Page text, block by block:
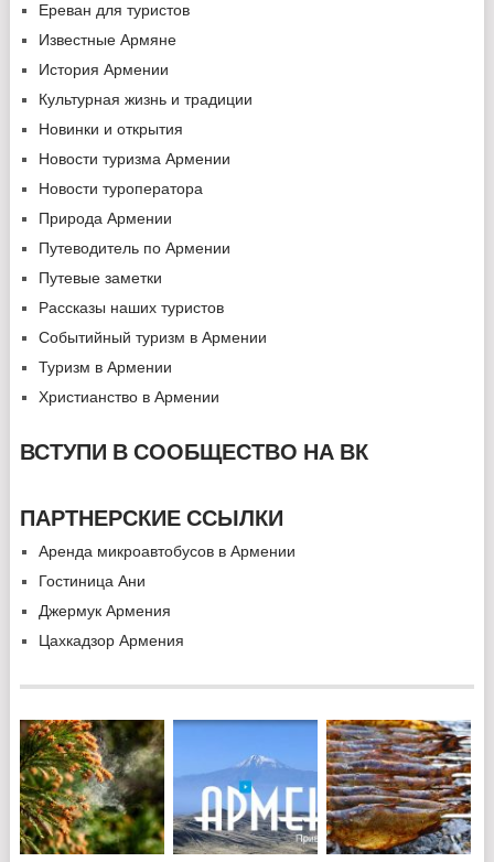
Ереван для туристов
Известные Армяне
История Армении
Культурная жизнь и традиции
Новинки и открытия
Новости туризма Армении
Новости туроператора
Природа Армении
Путеводитель по Армении
Путевые заметки
Рассказы наших туристов
Событийный туризм в Армении
Туризм в Армении
Христианство в Армении
ВСТУПИ В СООБЩЕСТВО НА ВК
ПАРТНЕРСКИЕ ССЫЛКИ
Аренда микроавтобусов в Армении
Гостиница Ани
Джермук Армения
Цахкадзор Армения